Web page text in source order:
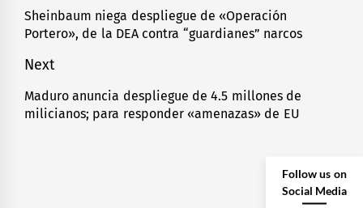
de
entradas
Previous
post:
Sheinbaum niega despliegue de «Operación
Portero», de la DEA contra “guardianes” narcos
Next
Next
post:
Maduro anuncia despliegue de 4.5 millones de
milicianos; para responder «amenazas» de EU
Follow us on
Social Media